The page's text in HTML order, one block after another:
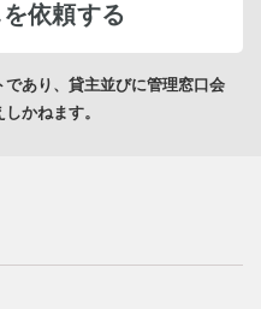
依頼する
あり、貸主並びに管理窓口会
かねます。